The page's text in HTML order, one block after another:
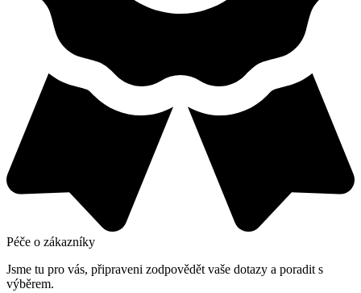
Péče o zákazníky
Jsme tu pro vás, připraveni zodpovědět vaše dotazy a poradit s
výběrem.